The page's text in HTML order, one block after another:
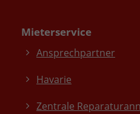
Mieterservice
Ansprechpartner
Havarie
Zentrale